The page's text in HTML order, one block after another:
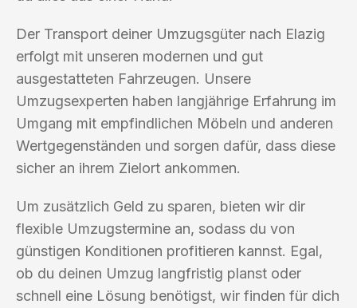
Der Transport deiner Umzugsgüter nach Elazig
erfolgt mit unseren modernen und gut
ausgestatteten Fahrzeugen. Unsere
Umzugsexperten haben langjährige Erfahrung im
Umgang mit empfindlichen Möbeln und anderen
Wertgegenständen und sorgen dafür, dass diese
sicher an ihrem Zielort ankommen.
Um zusätzlich Geld zu sparen, bieten wir dir
flexible Umzugstermine an, sodass du von
günstigen Konditionen profitieren kannst. Egal,
ob du deinen Umzug langfristig planst oder
schnell eine Lösung benötigst, wir finden für dich